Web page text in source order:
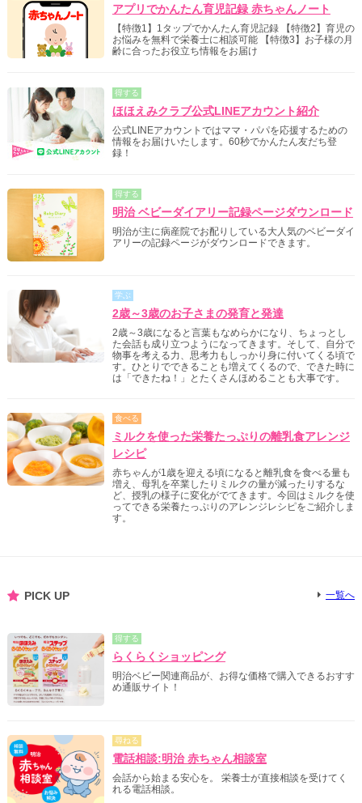
アプリでかんたん育児記録 赤ちゃんノート
【特徴1】1タップでかんたん育児記録 【特徴2】育児の
お悩みを無料で栄養士に相談可能 【特徴3】お子様の月
齢に合ったお役立ち情報をお届け
得する
ほほえみクラブ公式LINEアカウント紹介
公式LINEアカウントではママ・パパを応援するための
情報をお届けいたします。60秒でかんたん友だち登
録！
得する
明治 ベビーダイアリー記録ページダウンロード
明治が主に病産院でお配りしている大人気のベビーダイ
アリーの記録ページがダウンロードできます。
学ぶ
2歳～3歳のお子さまの発育と発達
2歳～3歳になると言葉もなめらかになり、ちょっとし
た会話も成り立つようになってきます。そして、自分で
物事を考える力、思考力もしっかり身に付いてくる頃で
す。ひとりでできることも増えてくるので、できた時に
は「できたね！」とたくさんほめることも大事です。
食べる
ミルクを使った栄養たっぷりの離乳食アレンジ
レシピ
赤ちゃんが1歳を迎える頃になると離乳食を食べる量も
増え、母乳を卒業したりミルクの量が減ったりするな
ど、授乳の様子に変化がでてきます。今回はミルクを使
ってできる栄養たっぷりのアレンジレシピをご紹介しま
す。
PICK UP 一覧へ
得する
らくらくショッピング
明治ベビー関連商品が、お得な価格で購入できるおすす
め通販サイト！
尋ねる
電話相談:明治 赤ちゃん相談室
会話から始まる安心を。 栄養士が直接相談を受けてく
れる電話相談。